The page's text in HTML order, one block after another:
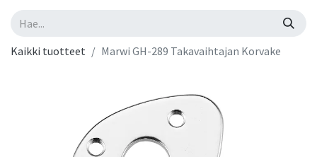
Kaikki tuotteet Marwi GH-289 Takavaihtajan Korvake